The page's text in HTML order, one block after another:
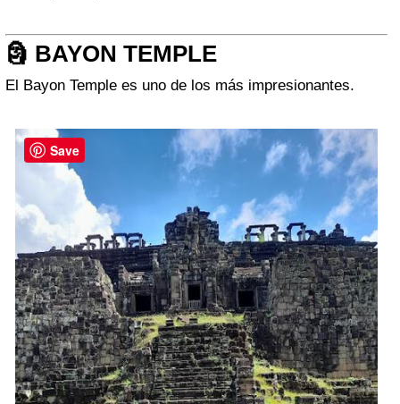
🗿 BAYON TEMPLE
El Bayon Temple es uno de los más impresionantes.
Save